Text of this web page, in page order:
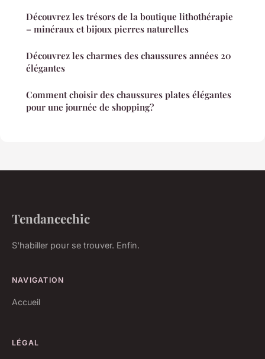
Découvrez les trésors de la boutique lithothérapie
– minéraux et bijoux pierres naturelles
Découvrez les charmes des chaussures années 20
élégantes
Comment choisir des chaussures plates élégantes
pour une journée de shopping?
Tendancechic
S'habiller pour se trouver. Enfin.
NAVIGATION
Accueil
LÉGAL